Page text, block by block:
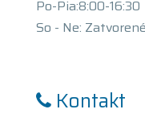
Po-Pia:8:00-16:30
So - Ne: Zatvorené
Kontakt